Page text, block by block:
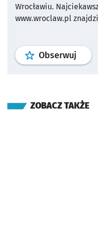
Wrocławiu.
www.wroclaw.pl
Obserwuj profil
ZOBACZ TAKŻE